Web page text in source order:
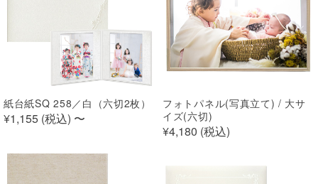
紙台紙SQ 258／白（六切2枚）
¥1,155 (税込) 〜
フォトパネル(写真立て) / 大サ
イズ(六切)
¥4,180 (税込)